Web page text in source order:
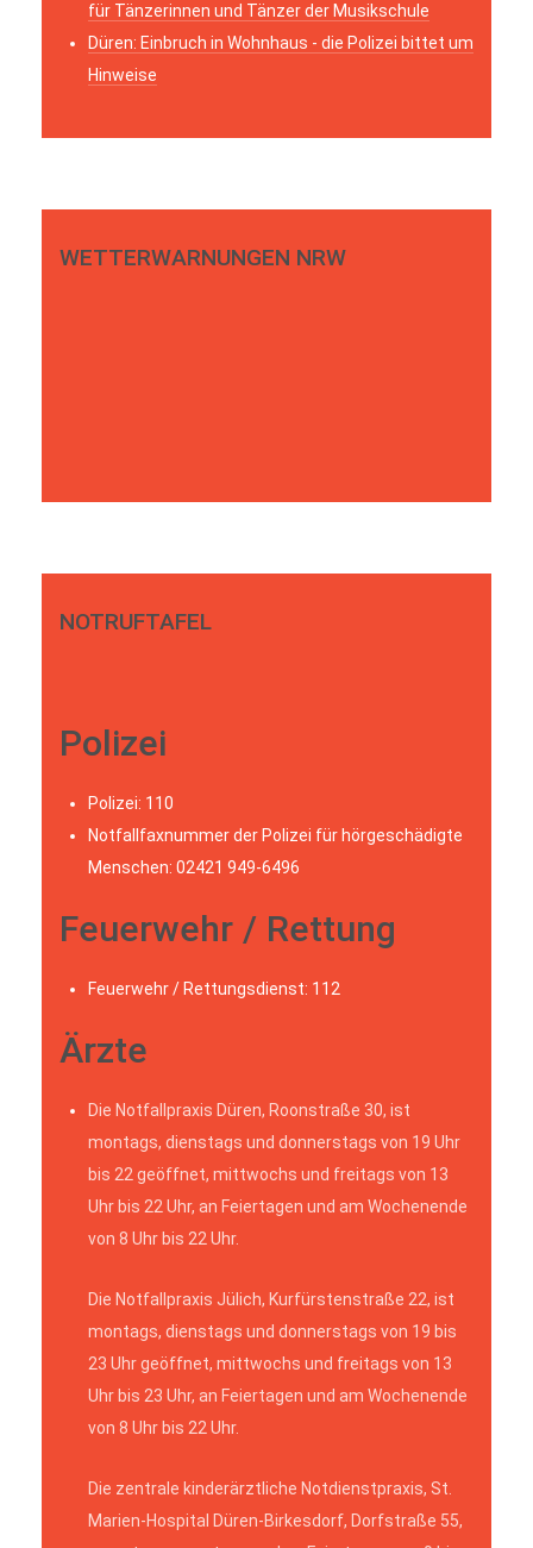
für Tänzerinnen und Tänzer der Musikschule
Düren: Einbruch in Wohnhaus - die Polizei bittet um
Hinweise
WETTERWARNUNGEN NRW
NOTRUFTAFEL
Polizei
Polizei: 110
Notfallfaxnummer der Polizei für hörgeschädigte
Menschen: 02421 949-6496
Feuerwehr / Rettung
Feuerwehr / Rettungsdienst: 112
Ärzte
Die Notfallpraxis Düren, Roonstraße 30, ist
montags, dienstags und donnerstags von 19 Uhr
bis 22 geöffnet, mittwochs und freitags von 13
Uhr bis 22 Uhr, an Feiertagen und am Wochenende
von 8 Uhr bis 22 Uhr.
Die Notfallpraxis Jülich, Kurfürstenstraße 22, ist
montags, dienstags und donnerstags von 19 bis
23 Uhr geöffnet, mittwochs und freitags von 13
Uhr bis 23 Uhr, an Feiertagen und am Wochenende
von 8 Uhr bis 22 Uhr.
Die zentrale kinderärztliche Notdienstpraxis, St.
Marien-Hospital Düren-Birkesdorf, Dorfstraße 55,